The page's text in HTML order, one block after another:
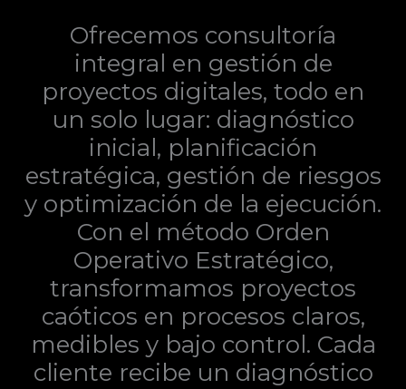
Ofrecemos consultoría
integral en gestión de
proyectos digitales, todo en
un solo lugar: diagnóstico
inicial, planificación
estratégica, gestión de riesgos
y optimización de la ejecución.
Con el método Orden
Operativo Estratégico,
transformamos proyectos
caóticos en procesos claros,
medibles y bajo control. Cada
cliente recibe un diagnóstico